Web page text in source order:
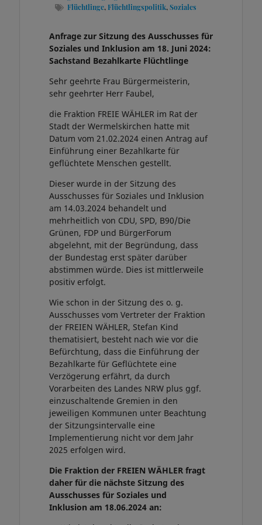
Flüchtlinge,Flüchtlingspolitik,Soziales
Anfrage zur Sitzung des Ausschusses für
Soziales und Inklusion am 18. Juni 2024:
Sachstand Bezahlkarte Flüchtlinge
Sehr geehrte Frau Bürgermeisterin,
sehr geehrter Herr Faubel,
die Fraktion FREIE WÄHLER im Rat der
Stadt der Wermelskirchen hatte mit
Datum vom 21.02.2024 einen Antrag auf
Einführung einer Bezahlkarte für
geflüchtete Menschen gestellt.
Dieser wurde in der Sitzung des
Ausschusses für Soziales und Inklusion
am 14.03.2024 behandelt und
mehrheitlich von CDU, SPD, B90/Die
Grünen, FDP und BürgerForum
abgelehnt, mit der Begründung, dass
der Bundestag erst später darüber
abstimmen würde. Dies ist mittlerweile
positiv erfolgt.
Wie schon in der Sitzung des o. g.
Ausschusses vom Vertreter der Fraktion
der FREIEN WÄHLER, Stefan Kind
thematisiert, besteht nach wie vor die
Befürchtung, dass die Einführung der
Bezahlkarte für Geflüchtete eine
Verzögerung erfährt, da durch
Vorarbeiten des Landes NRW plus ggf.
einzuschaltende Gremien in den
jeweiligen Kommunen unter Beachtung
der Sitzungsintervalle eine
Implementierung nicht vor dem Jahr
2025 erfolgen wird.
Die Fraktion der FREIEN WÄHLER fragt
daher für die nächste Sitzung des
Ausschusses für Soziales und
Inklusion am 18.06.2024 an: